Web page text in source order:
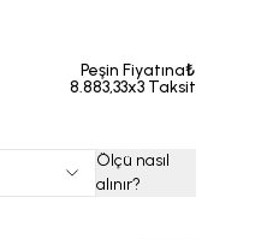
Peşin Fiyatına₺
8.883,33x3 Taksit
Ölçü nasıl
alınır?